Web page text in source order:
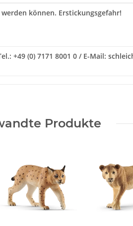
können. Erstickungsgefahr!
+49 (0) 7171 8001 0 / E-Mail:
Produkte